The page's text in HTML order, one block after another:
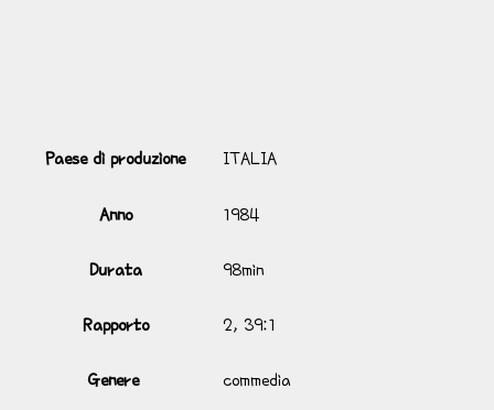
Paese di produzione ITALIA
Anno 1984
Durata 98min
Rapporto 2, 39:1
Genere commedia